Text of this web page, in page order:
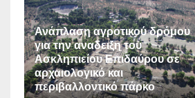
Ανάπλαση αγροτικού δρόμου
για την αναδειξη του
Ασκληπιείου Επιδαύρου σε
αρχαιολογικό και
περιβαλλοντικό πάρκο